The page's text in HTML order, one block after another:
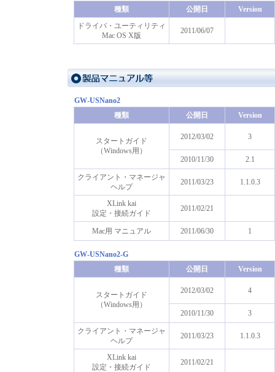
種類
公開日
Version
ドライバ・ユーティリティ
Mac OS X版
2011/06/07
GW-USNano2
種類
公開日 Version
スタートガイド
（Windows用）
2012/03/02 3
2010/11/30 2.1
クライアント・マネージャ
ヘルプ
2011/03/23 1.1.0.3
XLink kai
設定・接続ガイド
2011/02/21
Mac用 マニュアル 2011/06/30 1
GW-USNano2-G
種類
公開日 Version
スタートガイド
（Windows用）
2012/03/02 4
2010/11/30 3
クライアント・マネージャ
ヘルプ
2011/03/23 1.1.0.3
XLink kai
設定・接続ガイド
2011/02/21